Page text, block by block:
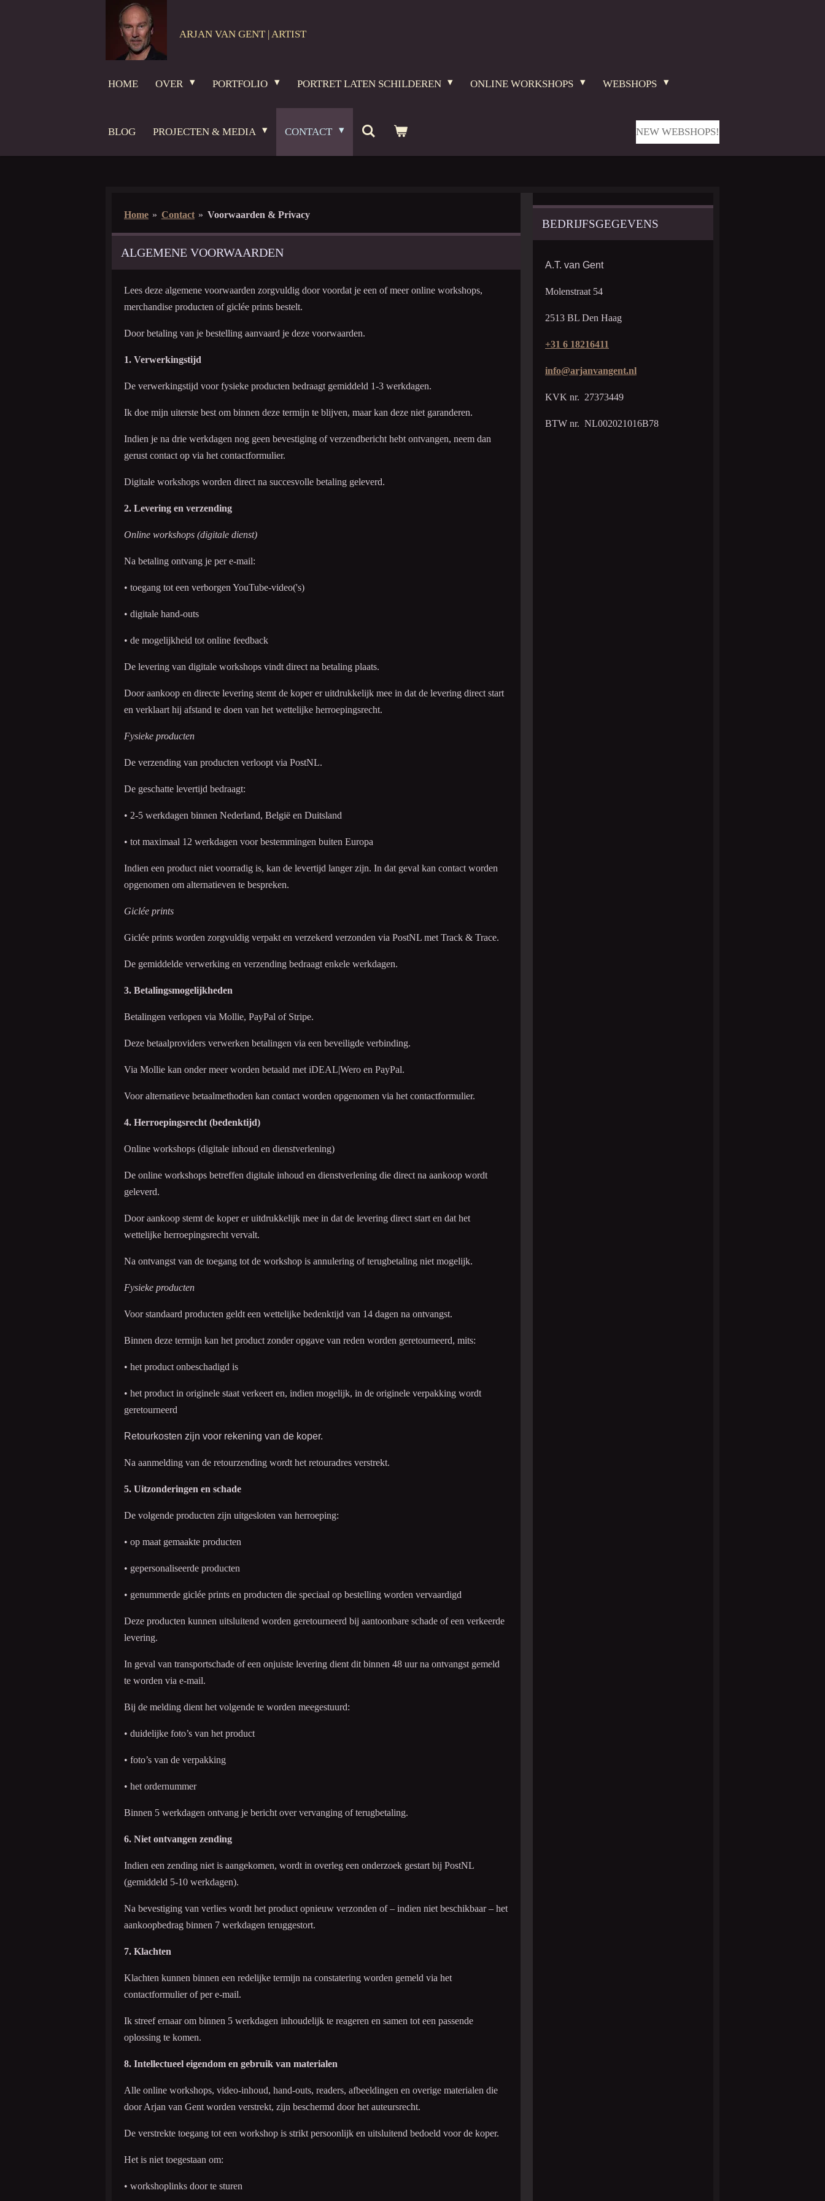
ARJAN VAN GENT | ARTIST
HOME OVER PORTFOLIO PORTRET LATEN SCHILDEREN ONLINE WORKSHOPS WEBSHOPS
BLOG PROJECTEN & MEDIA CONTACT NEW WEBSHOPS!
Home » Contact » Voorwaarden & Privacy
ALGEMENE VOORWAARDEN
Lees deze algemene voorwaarden zorgvuldig door voordat je een of meer online workshops,
merchandise producten of giclée prints bestelt.
Door betaling van je bestelling aanvaard je deze voorwaarden.
1. Verwerkingstijd
De verwerkingstijd voor fysieke producten bedraagt gemiddeld 1-3 werkdagen.
Ik doe mijn uiterste best om binnen deze termijn te blijven, maar kan deze niet garanderen.
Indien je na drie werkdagen nog geen bevestiging of verzendbericht hebt ontvangen, neem dan
gerust contact op via het contactformulier.
Digitale workshops worden direct na succesvolle betaling geleverd.
2. Levering en verzending
Online workshops (digitale dienst)
Na betaling ontvang je per e-mail:
• toegang tot een verborgen YouTube-video('s)
• digitale hand-outs
• de mogelijkheid tot online feedback
De levering van digitale workshops vindt direct na betaling plaats.
Door aankoop en directe levering stemt de koper er uitdrukkelijk mee in dat de levering direct start
en verklaart hij afstand te doen van het wettelijke herroepingsrecht.
Fysieke producten
De verzending van producten verloopt via PostNL.
De geschatte levertijd bedraagt:
• 2-5 werkdagen binnen Nederland, België en Duitsland
• tot maximaal 12 werkdagen voor bestemmingen buiten Europa
Indien een product niet voorradig is, kan de levertijd langer zijn. In dat geval kan contact worden
opgenomen om alternatieven te bespreken.
Giclée prints
Giclée prints worden zorgvuldig verpakt en verzekerd verzonden via PostNL met Track & Trace.
De gemiddelde verwerking en verzending bedraagt enkele werkdagen.
3. Betalingsmogelijkheden
Betalingen verlopen via Mollie, PayPal of Stripe.
Deze betaalproviders verwerken betalingen via een beveiligde verbinding.
Via Mollie kan onder meer worden betaald met iDEAL|Wero en PayPal.
Voor alternatieve betaalmethoden kan contact worden opgenomen via het contactformulier.
4. Herroepingsrecht (bedenktijd)
Online workshops (digitale inhoud en dienstverlening)
De online workshops betreffen digitale inhoud en dienstverlening die direct na aankoop wordt
geleverd.
Door aankoop stemt de koper er uitdrukkelijk mee in dat de levering direct start en dat het
wettelijke herroepingsrecht vervalt.
Na ontvangst van de toegang tot de workshop is annulering of terugbetaling niet mogelijk.
Fysieke producten
Voor standaard producten geldt een wettelijke bedenktijd van 14 dagen na ontvangst.
Binnen deze termijn kan het product zonder opgave van reden worden geretourneerd, mits:
• het product onbeschadigd is
• het product in originele staat verkeert en, indien mogelijk, in de originele verpakking wordt
geretourneerd
Retourkosten zijn voor rekening van de koper.
Na aanmelding van de retourzending wordt het retouradres verstrekt.
5. Uitzonderingen en schade
De volgende producten zijn uitgesloten van herroeping:
• op maat gemaakte producten
• gepersonaliseerde producten
• genummerde giclée prints en producten die speciaal op bestelling worden vervaardigd
Deze producten kunnen uitsluitend worden geretourneerd bij aantoonbare schade of een verkeerde
levering.
In geval van transportschade of een onjuiste levering dient dit binnen 48 uur na ontvangst gemeld
te worden via e-mail.
Bij de melding dient het volgende te worden meegestuurd:
• duidelijke foto’s van het product
• foto’s van de verpakking
• het ordernummer
Binnen 5 werkdagen ontvang je bericht over vervanging of terugbetaling.
6. Niet ontvangen zending
Indien een zending niet is aangekomen, wordt in overleg een onderzoek gestart bij PostNL
(gemiddeld 5-10 werkdagen).
Na bevestiging van verlies wordt het product opnieuw verzonden of – indien niet beschikbaar – het
aankoopbedrag binnen 7 werkdagen teruggestort.
7. Klachten
Klachten kunnen binnen een redelijke termijn na constatering worden gemeld via het
contactformulier of per e-mail.
Ik streef ernaar om binnen 5 werkdagen inhoudelijk te reageren en samen tot een passende
oplossing te komen.
8. Intellectueel eigendom en gebruik van materialen
Alle online workshops, video-inhoud, hand-outs, readers, afbeeldingen en overige materialen die
door Arjan van Gent worden verstrekt, zijn beschermd door het auteursrecht.
De verstrekte toegang tot een workshop is strikt persoonlijk en uitsluitend bedoeld voor de koper.
Het is niet toegestaan om:
• workshoplinks door te sturen
BEDRIJFSGEGEVENS
A.T. van Gent
Molenstraat 54
2513 BL Den Haag
+31 6 18216411
info@arjanvangent.nl
KVK nr. 27373449
BTW nr. NL002021016B78